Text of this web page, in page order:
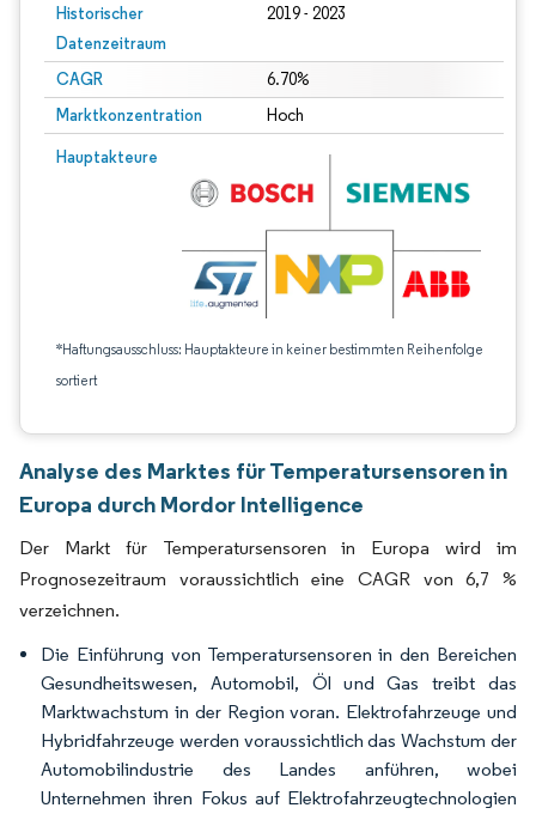
Historischer
Datenzeitraum
2019 - 2023
CAGR 6.70%
Marktkonzentration Hoch
Hauptakteure
*Haftungsausschluss: Hauptakteure in keiner bestimmten Reihenfolge
sortiert
Analyse des Marktes für Temperatursensoren in
Europa durch Mordor Intelligence
Der Markt für Temperatursensoren in Europa wird im
Prognosezeitraum voraussichtlich eine CAGR von 6,7 %
verzeichnen.
Die Einführung von Temperatursensoren in den Bereichen
Gesundheitswesen, Automobil, Öl und Gas treibt das
Marktwachstum in der Region voran. Elektrofahrzeuge und
Hybridfahrzeuge werden voraussichtlich das Wachstum der
Automobilindustrie des Landes anführen, wobei
Unternehmen ihren Fokus auf Elektrofahrzeugtechnologien